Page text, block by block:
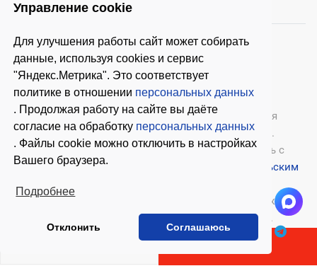
Управление cookie
Для улучшения работы сайт может собирать
данные, используя cookies и сервис
"Яндекс.Метрика". Это соответствует
политике в отношении персональных данных
. Продолжая работу на сайте вы даёте
согласие на обработку персональных данных
. Файлы cookie можно отключить в настройках
Вашего браузера.
Подробнее
Отклонить
Соглашаюсь
© 2026 ООО «Автомастер» — оборудование для
автосервиса, шиномонтажное оборудование.
Оставляя заявки на нашем сайте, ознакомьтесь с
Политикой конфиденциальности
Пользовательским
Копирование материалов с этого сайта возможно
только с письменного согласия владельцев.